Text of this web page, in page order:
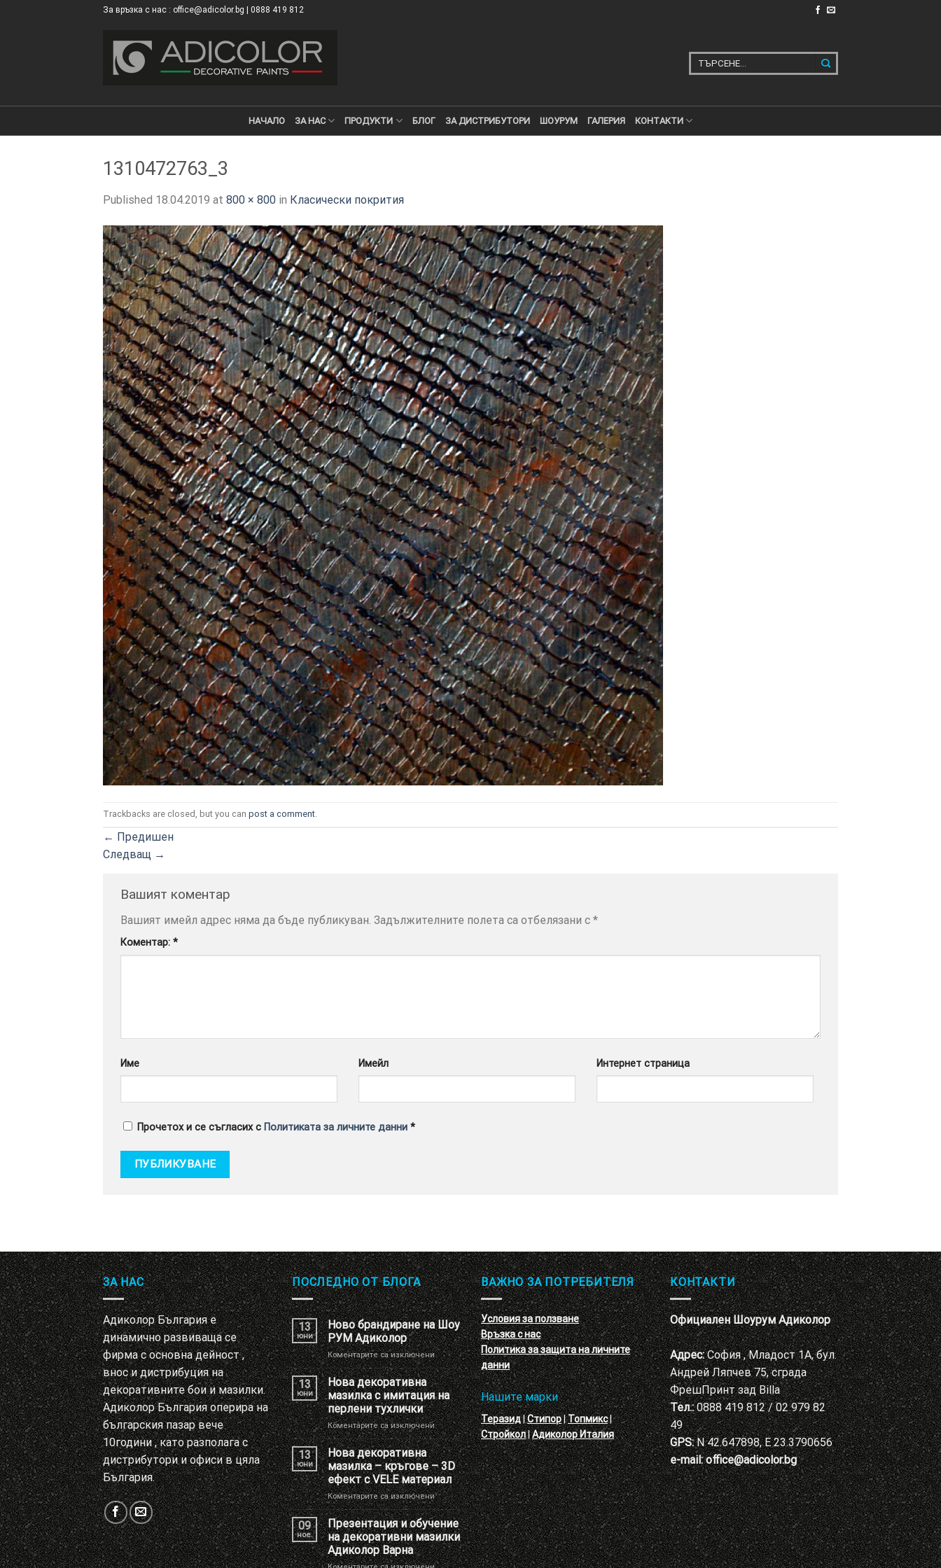
За връзка с нас : office@adicolor.bg | 0888 419 812
за:
НАЧАЛО ЗА НАС ПРОДУКТИ БЛОГ ЗА ДИСТРИБУТОРИ ШОУРУМ ГАЛЕРИЯ КОНТАКТИ
1310472763_3
Published 18.04.2019 at 800 × 800 in Класически покрития
Trackbacks are closed, but you can post a comment
← Предишен
Следващ →
Вашият коментар
Вашият имейл адрес няма да бъде публикуван. Задължителните полета са отбелязани с *
Коментар: *
Име Имейл Интернет страница
Прочетох и се съгласих с Политиката за личните данни *
ЗА НАС
Адиколор България е
динамично развиваща се
фирма с основна дейност ,
внос и дистрибуция на
декоративните бои и мазилки.
Адиколор България оперира на
българския пазар вече
10години , като разполага с
дистрибутори и офиси в цяла
България.
ПОСЛЕДНО ОТ БЛОГА
13
юни
Ново брандиране на Шоу
РУМ Адиколор
Коментарите са изключениза
Ново
брандиране
на
Шоу
РУМ
Адиколор
13
юни
Нова декоративна
мазилка с имитация на
перлени тухлички
Коментарите са изключениза
Нова
декоративна
мазилка
с
имитация
на
перлени
тухлички
13
юни
Нова декоративна
мазилка – кръгове – 3D
ефект с VELE материал
Коментарите са изключениза
Нова
декоративна
мазилка
–
кръгове
09
ное.
Презентация и обучение
на декоративни мазилки
Адиколор Варна
ВАЖНО ЗА ПОТРЕБИТЕЛЯ
Условия за ползване
Връзка с нас
Политика за защита на личните
данни
Нашите марки
Теразид|Стипор|Топмикс|
Стройкол|Адиколор Италия
КОНТАКТИ
Официален Шоурум Адиколор
Адрес:София , Младост 1А, бул.
Андрей Ляпчев 75, сграда
ФрешПринт зад Billa
Тел.:0888 419 812 / 02 979 82
49
GPS:N 42.647898, E 23.3790656
e-mail: office@adicolor.bg
×
ТОЗИ САЙТ ИЗПОЛЗВА БИСКВИТКИ.
ПОВЕЧЕ ИНФОРМАЦИЯ МОЖЕТЕ ДА
НАМЕРИТЕ ТУК.
ОПЦИИ